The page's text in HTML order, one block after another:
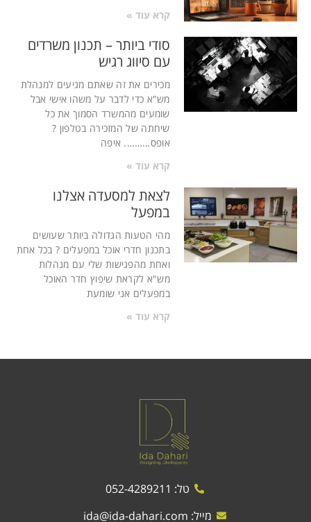
קרא עוד »
סודי ביותר – תכנון משרדים
עם סיווג רגיש
מכירים את זה שאתם מגיעים למנהלת
מש"א כדי לדבר על משהו אישי אבל
שומעים מהמשרד הסמוך את כל
שיחתה של המזכירה בטלפון ?
אופס………. איפה
קרא עוד »
לצאת למסעדה אצלנו
במפעל
מהי הטעות הגדולה ביותר שעושים
בתכנון חדרי אוכל במפעלים ? בכל אחת
ואחת מהפגישות שלי עם מנהלות
מש"א לקראת שיפוץ חדר האוכל
במפעלים אני שומעת
קרא עוד »
טל: 052-4289211
מייל: ida@ida-dahari.com